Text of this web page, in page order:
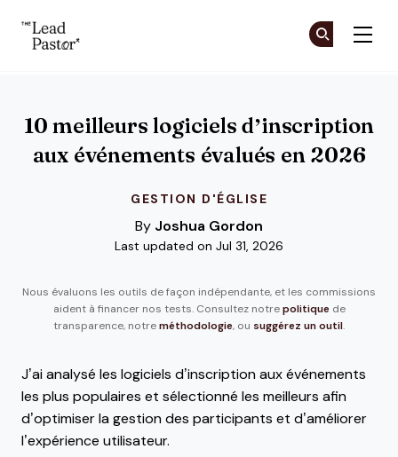
GESTION D'ÉGLISE
10 meilleurs logiciels d’inscription
aux événements évalués en 2026
By Joshua Gordon
Last updated on Jul 31, 2026
Nous évaluons les outils de façon indépendante, et les commissions
aident à financer nos tests. Consultez notre politiquede
transparence, notre méthodologie, ou suggérez un outil.
J’ai analysé les logiciels d’inscription aux événements
les plus populaires et sélectionné les meilleurs afin
d’optimiser la gestion des participants et d’améliorer
l’expérience utilisateur.